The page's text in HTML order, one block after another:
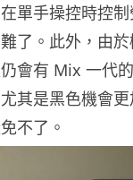
單手操控時控
了。此外，由
會有 Mix 一代
其是黑色機會
不了。